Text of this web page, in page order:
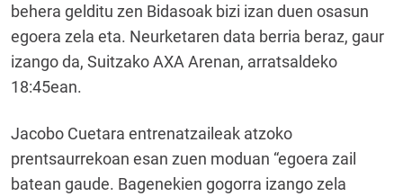
behera gelditu zen Bidasoak bizi izan duen osasun
egoera zela eta. Neurketaren data berria beraz, gaur
izango da, Suitzako AXA Arenan, arratsaldeko
18:45ean.
Jacobo Cuetara entrenatzaileak atzoko
prentsaurrekoan esan zuen moduan “egoera zail
batean gaude. Bagenekien gogorra izango zela